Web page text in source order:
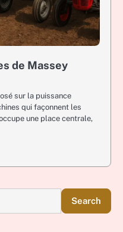
de Massey
sur la puissance
qui façonnent les
une place centrale,
Search